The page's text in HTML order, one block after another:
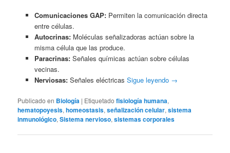
Comunicaciones GAP:Permiten la comunicación directa
entre células.
Autocrinas:Moléculas señalizadoras actúan sobre la
misma célula que las produce.
Paracrinas:Señales químicas actúan sobre células
vecinas.
Nerviosas:Señales eléctricas Sigue leyendo →
Publicado en Biología | Etiquetado fisiología humana,
hematopoyesis,homeostasis,señalización celular,sistema
inmunológico,Sistema nervioso,sistemas corporales